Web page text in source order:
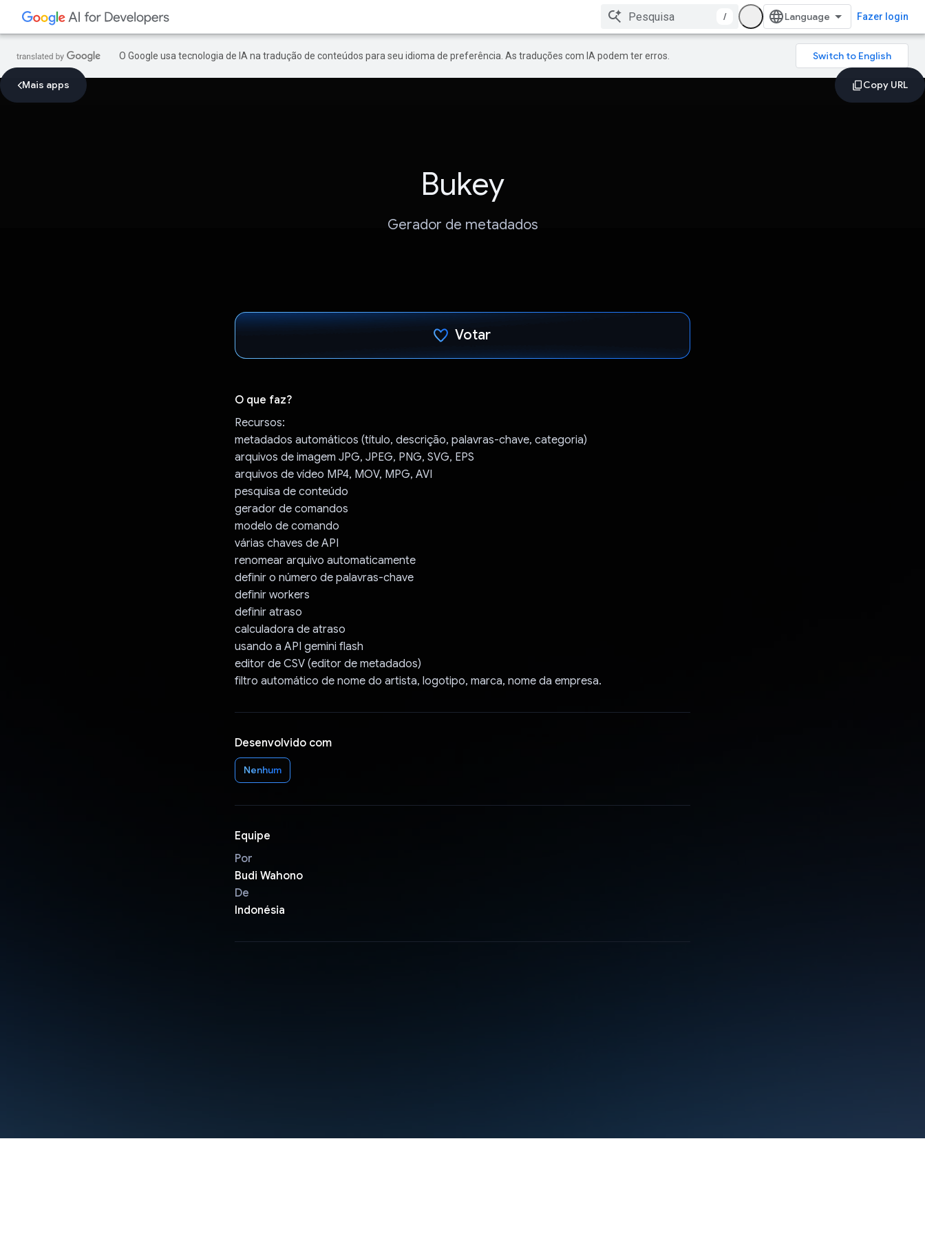
/ Fazer login
O Google usa tecnologia de IA na tradução de conteúdos para seu idioma de preferência. As traduções com IA podem ter erros.
Mais apps
Bukey
Gerador de metadados
Votar
O que faz?
Recursos:
metadados automáticos (título, descrição, palavras-chave, categoria)
arquivos de imagem JPG, JPEG, PNG, SVG, EPS
arquivos de vídeo MP4, MOV, MPG, AVI
pesquisa de conteúdo
gerador de comandos
modelo de comando
várias chaves de API
renomear arquivo automaticamente
definir o número de palavras-chave
definir workers
definir atraso
calculadora de atraso
usando a API gemini flash
editor de CSV (editor de metadados)
filtro automático de nome do artista, logotipo, marca, nome da empresa.
Desenvolvido com
Nenhum
Equipe
Por
Budi Wahono
De
Indonésia